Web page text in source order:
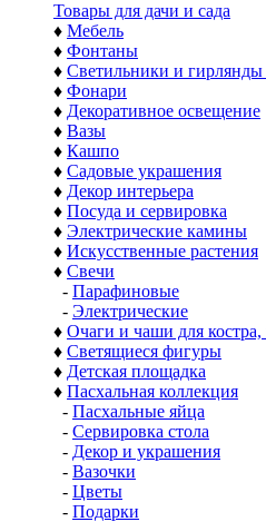
Товары для дачи и сада
♦ Мебель
♦ Фонтаны
♦ Светильники и гирлянды
♦ Фонари
♦ Декоративное освещение
♦ Вазы
♦ Кашпо
♦ Садовые украшения
♦ Декор интерьера
♦ Посуда и сервировка
♦ Электрические камины
♦ Искусственные растения
♦ Свечи
- Парафиновые
- Электрические
♦ Очаги и чаши для
♦ Светящиеся фигуры
♦ Детская площадка
♦ Пасхальная коллекция
- Пасхальные яйца
- Сервировка стола
- Декор и украшения
- Вазочки
- Цветы
- Подарки